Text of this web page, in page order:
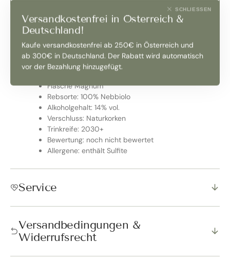
Versandkostenfrei in Österreich &
Deutschland!
Kaufe versandkostenfrei ab 250€ in Österreich und
ab 300€ in Deutschland. Der Rabatt wird automatisch
vor der Bezahlung hinzugefügt.
SCHLIESSEN
Antinori
Produktbeschreibung
Jahrgang 2020
Flasche Magnum
Rebsorte: 100% Nebbiolo
Alkoholgehalt: 14% vol.
Verschluss: Naturkorken
Trinkreife: 2030+
Bewertung: noch nicht bewertet
Allergene: enthält Sulfite
Service
Versandbedingungen &
Widerrufsrecht